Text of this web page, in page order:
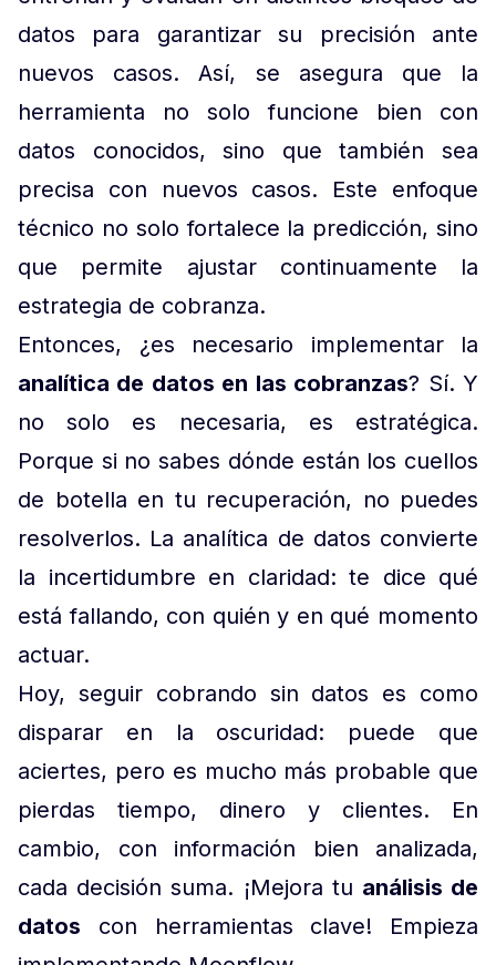
datos para garantizar su precisión ante
nuevos casos. Así, se asegura que la
herramienta no solo funcione bien con
datos conocidos, sino que también sea
precisa con nuevos casos. Este enfoque
técnico no solo fortalece la predicción, sino
que permite ajustar continuamente la
estrategia de cobranza.
Entonces, ¿es necesario implementar la
analítica de datos en las cobranzas? Sí. Y
no solo es necesaria, es estratégica.
Porque si no sabes dónde están los cuellos
de botella en tu recuperación, no puedes
resolverlos. La analítica de datos convierte
la incertidumbre en claridad: te dice qué
está fallando, con quién y en qué momento
actuar.
Hoy, seguir cobrando sin datos es como
disparar en la oscuridad: puede que
aciertes, pero es mucho más probable que
pierdas tiempo, dinero y clientes. En
cambio, con información bien analizada,
cada decisión suma. ¡Mejora tu análisis de
datos con herramientas clave! Empieza